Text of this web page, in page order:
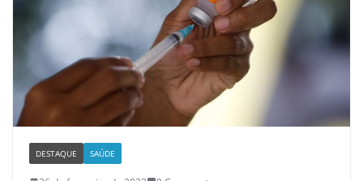
DESTAQUE SAÚDE